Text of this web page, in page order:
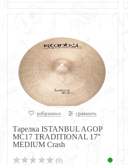
избранное сравнить
Тарелка ISTANBUL AGOP
MC17 TRADITIONAL 17"
MEDIUM Crash
(0)